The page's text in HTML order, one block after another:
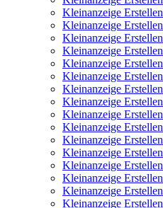
Kleinanzeige Erstellen
Kleinanzeige Erstellen
Kleinanzeige Erstellen
Kleinanzeige Erstellen
Kleinanzeige Erstellen
Kleinanzeige Erstellen
Kleinanzeige Erstellen
Kleinanzeige Erstellen
Kleinanzeige Erstellen
Kleinanzeige Erstellen
Kleinanzeige Erstellen
Kleinanzeige Erstellen
Kleinanzeige Erstellen
Kleinanzeige Erstellen
Kleinanzeige Erstellen
Kleinanzeige Erstellen